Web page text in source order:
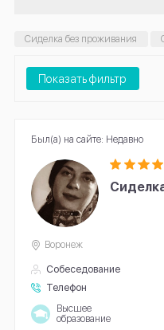
Сиделка без проживания
Показать фильтр
Собеседование
Телефон
Воронеж
Высшее
образование
Был(а) на сайте: Недавно